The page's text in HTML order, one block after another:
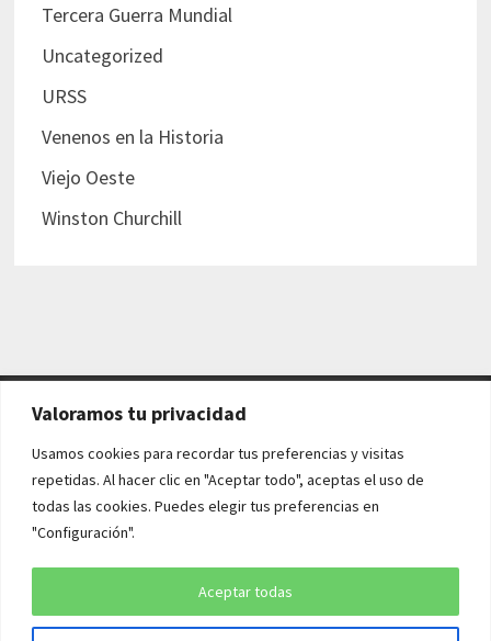
Valoramos tu privacidad
Usamos cookies para recordar tus preferencias y visitas
repetidas. Al hacer clic en "Aceptar todo", aceptas el uso de
todas las cookies. Puedes elegir tus preferencias en
"Configuración".
Aceptar todas
Tercera Guerra Mundial
Uncategorized
URSS
Venenos en la Historia
Viejo Oeste
Winston Churchill
AVISO LEGAL Y POLÍTICAS
Aviso legal
Política de cookies